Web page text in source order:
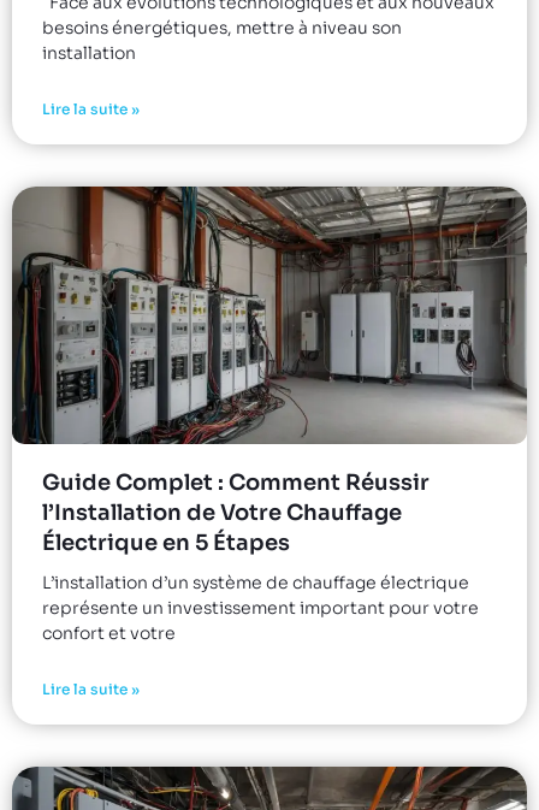
besoins énergétiques, mettre à niveau son
installation
Lire la suite »
Guide Complet : Comment Réussir
l’Installation de Votre Chauffage
Électrique en 5 Étapes
L’installation d’un système de chauffage électrique
représente un investissement important pour votre
confort et votre
Lire la suite »